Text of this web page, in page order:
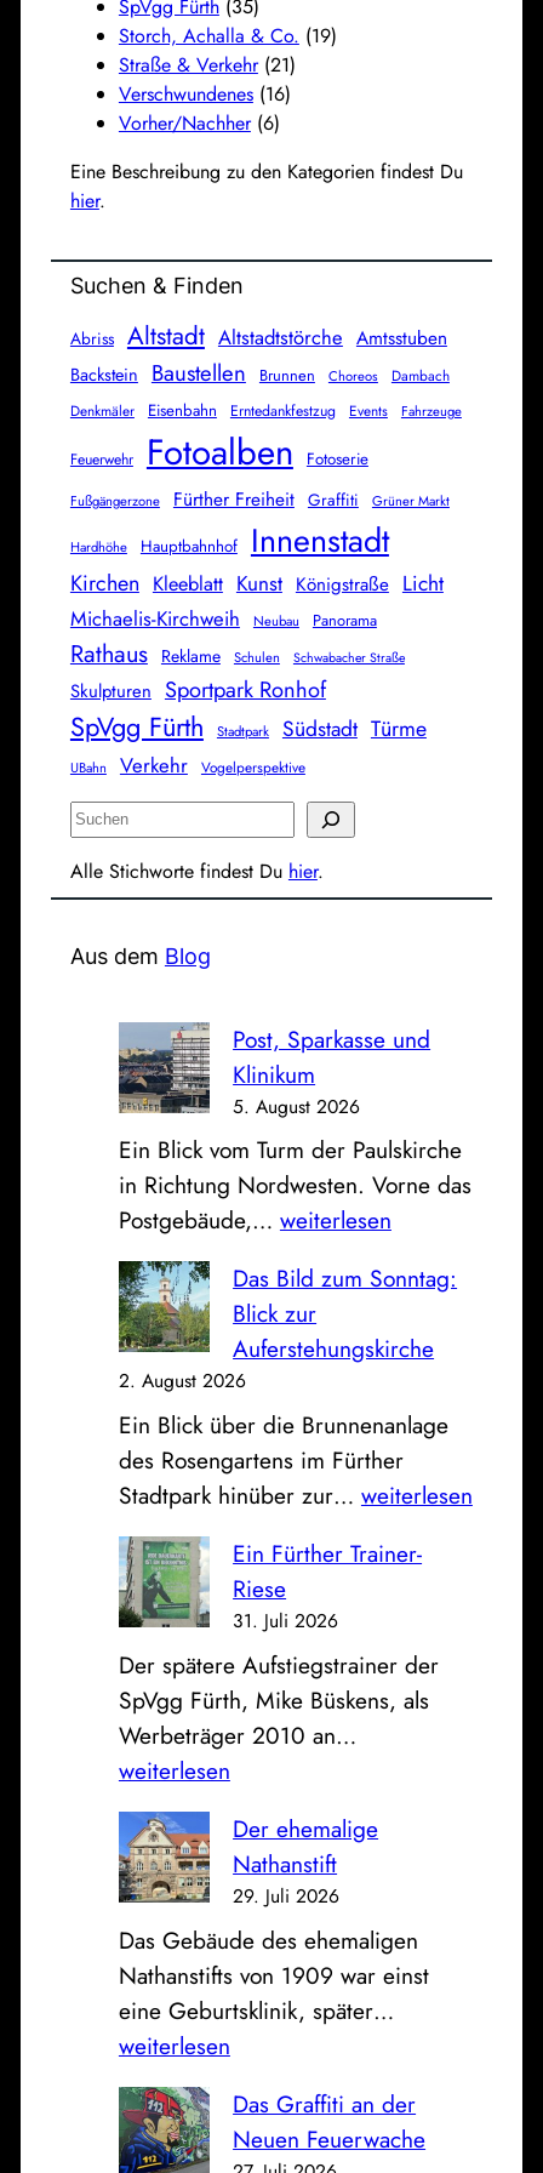
SpVgg Fürth(35)
Storch, Achalla & Co. (19)
Straße & Verkehr(21)
Verschwundenes(16)
Vorher/Nachher(6)
Eine Beschreibung zu den Kategorien findest Du
hier.
Suchen & Finden
Abriss Altstadt Altstadtstörche Amtsstuben
Backstein Baustellen Brunnen Choreos
Dambach
Denkmäler
Eisenbahn Erntedankfestzug Events Fahrzeuge
Feuerwehr Fotoalben Fotoserie
Fußgängerzone Fürther Freiheit Graffiti Grüner Markt
Hardhöhe Hauptbahnhof Innenstadt
Kirchen Kleeblatt Kunst Königstraße Licht
Michaelis-Kirchweih Neubau Panorama
Rathaus Reklame Schulen Schwabacher Straße
Skulpturen Sportpark Ronhof
SpVgg Fürth Stadtpark Südstadt Türme
UBahn Verkehr Vogelperspektive
S
c
e
Alle Stichworte findest Du hier.
Aus dem Blog
Post, Sparkasse und
Klinikum
5. August 2026
Ein Blick vom Turm der Paulskirche
in Richtung Nordwesten. Vorne das
Postgebäude,… P
s
t
,
p
a
r
a
s
e
u
n
K
i
i
k
u
weiterlesen
Das Bild zum Sonntag:
Blick zur
Auferstehungskirche
2. August 2026
Ein Blick über die Brunnenanlage
des Rosengartens im Fürther
Stadtpark hinüber zur… D
s
l
d
S
n
t
a
B
weiterlesen
Ein Fürther Trainer-
Riese
31. Juli 2026
Der spätere Aufstiegstrainer der
SpVgg Fürth, Mike Büskens, als
Werbeträger 2010 an…
F
t
h
e
r
a
weiterlesen
Der ehemalige
Nathanstift
29. Juli 2026
Das Gebäude des ehemaligen
Nathanstifts von 1909 war einst
eine Geburtsklinik, später…
e
h
weiterlesen
Das Graffiti an der
Neuen Feuerwache